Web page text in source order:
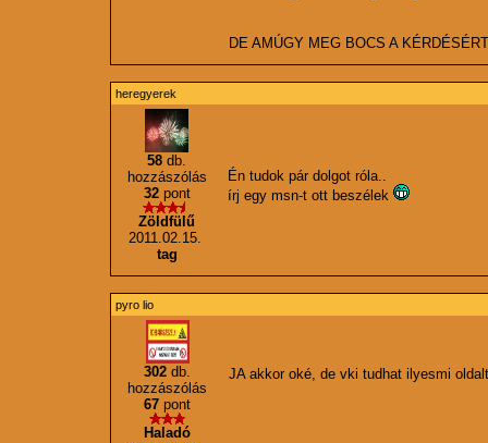
DE AMÚGY MEG BOCS A KÉRDÉSÉRT
heregyerek
58 db.
hozzászólás
32pont
Zöldfülű
2011.02.15.
tag
Én tudok pár dolgot róla..
írj egy msn-t ott beszélek
pyro lio
302 db.
hozzászólás
67 pont
Haladó
JA akkor oké, de vki tudhat ilyesmi